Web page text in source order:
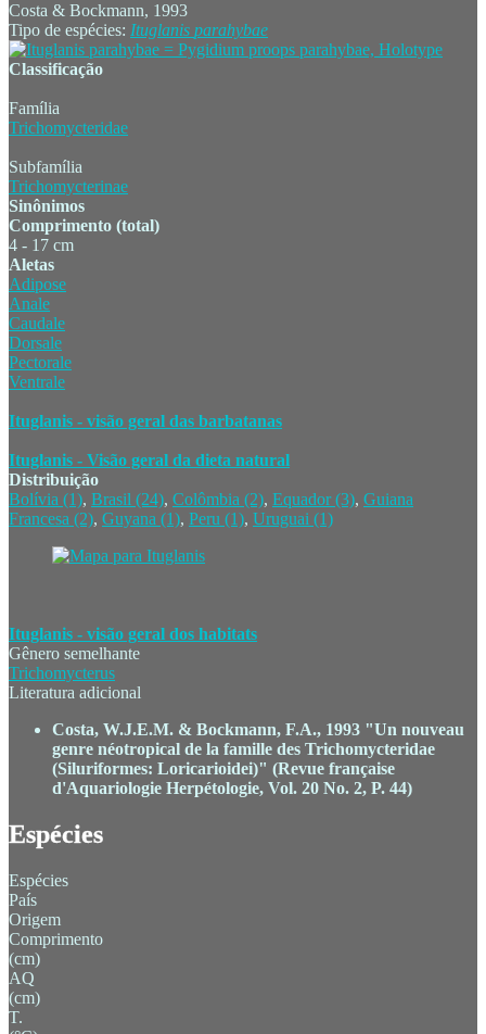
Costa & Bockmann, 1993
Tipo de espécies: Ituglanis parahybae
Classificação
Família
Trichomycteridae
Subfamília
Trichomycterinae
Sinônimos
Comprimento (total)
4 - 17 cm
Aletas
Adipose
Anale
Caudale
Dorsale
Pectorale
Ventrale
Ituglanis - visão geral das barbatanas
Ituglanis - Visão geral da dieta natural
Distribuição
Bolívia (1), Brasil (24), Colômbia (2), Equador (3), Guiana
Francesa (2), Guyana (1), Peru (1), Uruguai (1)
Ituglanis - visão geral dos habitats
Gênero semelhante
Trichomycterus
Literatura adicional
Costa, W.J.E.M. & Bockmann, F.A., 1993 "Un nouveau
genre néotropical de la famille des Trichomycteridae
(Siluriformes: Loricarioidei)" (Revue française
d'Aquariologie Herpétologie, Vol. 20 No. 2, P. 44)
Espécies
Espécies
País
Origem
Comprimento
(cm)
AQ
(cm)
T.